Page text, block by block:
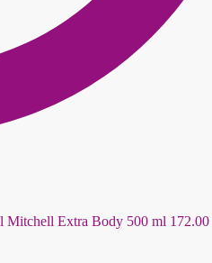
Mitchell Extra Body 500 ml 172.00